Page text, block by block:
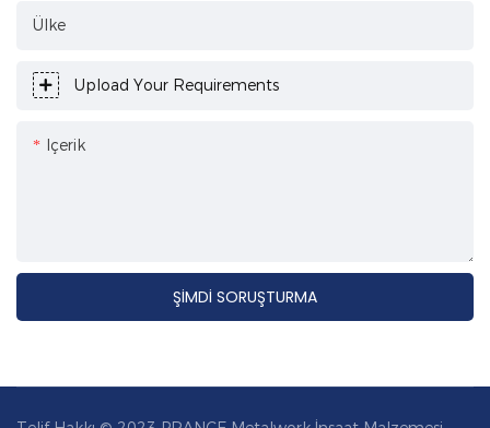
Ülke
Upload Your Requirements
Içerik
ŞIMDI SORUŞTURMA